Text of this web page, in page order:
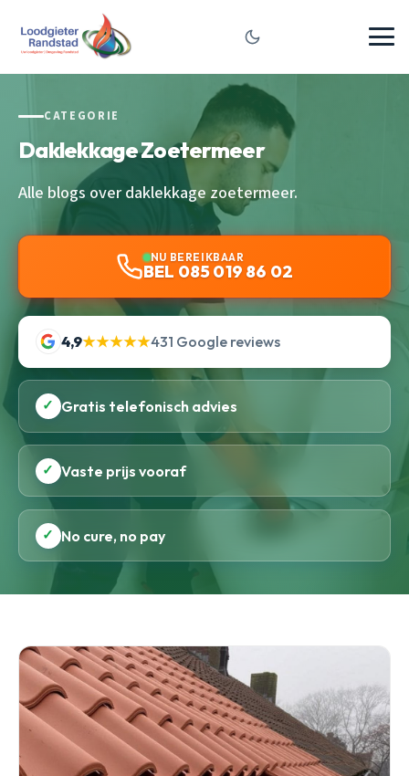
CATEGORIE
Daklekkage Zoetermeer
Alle blogs over daklekkage zoetermeer.
NU BEREIKBAAR
BEL 085 019 86 02
4,9★★★★★431 Google reviews
✓ Gratis telefonisch advies
✓ Vaste prijs vooraf
✓ No cure, no pay